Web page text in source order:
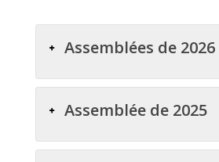
Assemblées de 2026
Assemblée de 2025